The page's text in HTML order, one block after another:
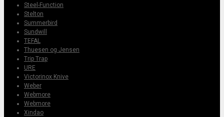
Steel-Function
Stelton
Summerbird
Sundwill
TEFAL
Thuesen og Jensen
Trip Trap
URE
Victorinox Knive
Weber
Webmore
Webmore
Xindao